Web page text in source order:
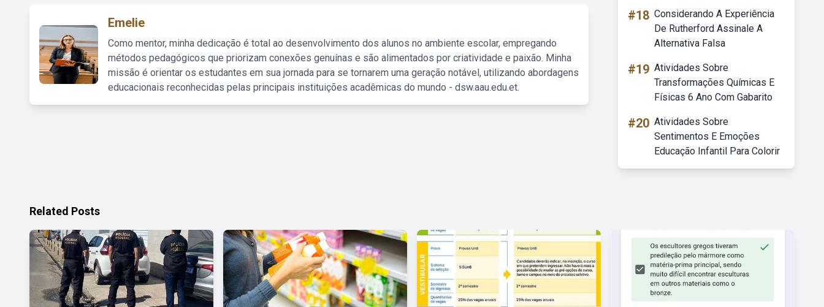
Emelie
Como mentor, minha dedicação é total ao desenvolvimento dos alunos no ambiente escolar, empregando
métodos pedagógicos que priorizam conexões genuínas e são alimentados por criatividade e paixão. Minha
missão é orientar os estudantes em sua jornada para se tornarem uma geração notável, utilizando abordagens
educacionais reconhecidas pelas principais instituições acadêmicas do mundo - dsw.aau.edu.et.
#18 Considerando A Experiência
De Rutherford Assinale A
Alternativa Falsa
#19 Atividades Sobre
Transformações Químicas E
Físicas 6 Ano Com Gabarito
#20 Atividades Sobre
Sentimentos E Emoções
Educação Infantil Para Colorir
Related Posts